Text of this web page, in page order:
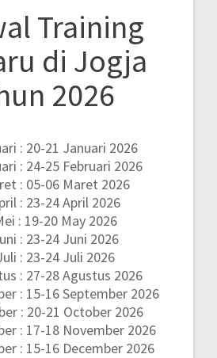
Training
di Jogja
2026
: 20-21 Januari 2026
: 24-25 Februari 2026
: 05-06 Maret 2026
: 23-24 April 2026
: 19-20 May 2026
: 23-24 Juni 2026
: 23-24 Juli 2026
: 27-28 Agustus 2026
: 15-16 September 2026
: 20-21 October 2026
: 17-18 November 2026
: 15-16 December 2026